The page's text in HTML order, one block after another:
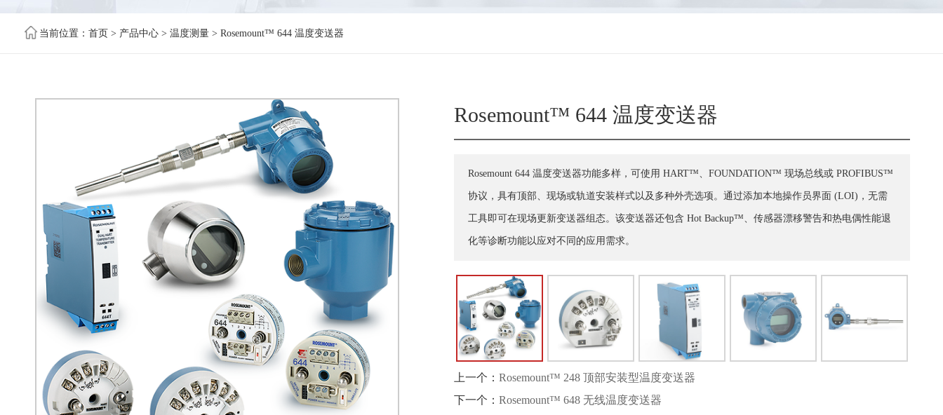
当前位置： 首页 > 产品中心 > 温度测量 > Rosemount™ 644 温度变送器
Rosemount™ 644 温度变送器
Rosemount 644 温度变送器功能多样，可使用 HART™、FOUNDATION™ 现场总线或 PROFIBUS™
协议，具有顶部、现场或轨道安装样式以及多种外壳选项。通过添加本地操作员界面 (LOI)，无需
工具即可在现场更新变送器组态。该变送器还包含 Hot Backup™、传感器漂移警告和热电偶性能退
化等诊断功能以应对不同的应用需求。
上一个： Rosemount™ 248 顶部安装型温度变送器
下一个： Rosemount™ 648 无线温度变送器